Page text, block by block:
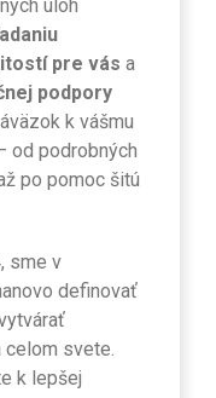
úloh
pre vás a
podpory
k vášmu
od podrobných
po pomoc šitú
sme v
definovať
svete.
k lepšej